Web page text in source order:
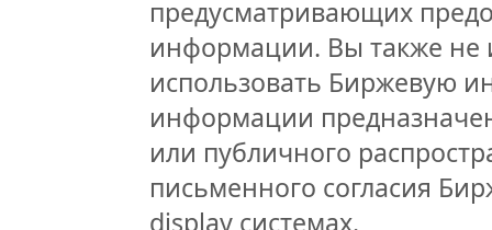
предусматривающих
информации. Вы также не
использовать Биржевую
информации
или публичного
письменного согласия
display системах.